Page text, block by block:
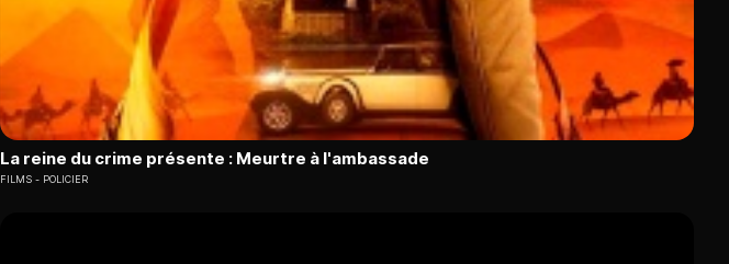
La reine du crime présente : Meurtre à l'ambassade
FILMS POLICIER